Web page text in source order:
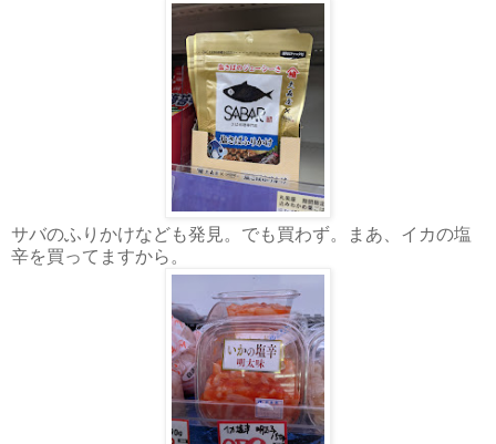
サバのふりかけなども発見。でも買わず。まあ、イカの塩
辛を買ってますから。